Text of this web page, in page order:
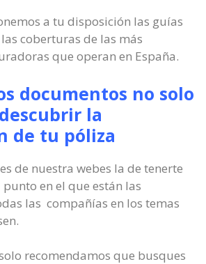
a tu disposición las guías
coberturas de las más
que operan en España.
documentos no solo
la
de tu póliza
de nuestra webes la de tenerte
en el que están las
las compañías en los temas
recomendamos que busques